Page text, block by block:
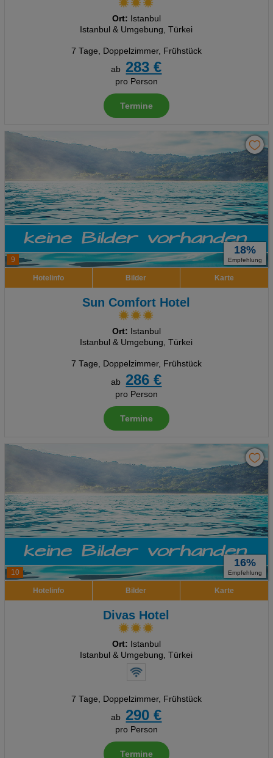
Ort: Istanbul
Istanbul & Umgebung, Türkei
7 Tage, Doppelzimmer, Frühstück
ab
283 €
pro Person
Termine
9
18%
Empfehlung
Hotelinfo Bilder Karte
Sun Comfort Hotel
Ort: Istanbul
Istanbul & Umgebung, Türkei
7 Tage, Doppelzimmer, Frühstück
ab
286 €
pro Person
Termine
10
16%
Empfehlung
Hotelinfo Bilder Karte
Divas Hotel
Ort: Istanbul
Istanbul & Umgebung, Türkei
7 Tage, Doppelzimmer, Frühstück
ab
290 €
pro Person
Termine